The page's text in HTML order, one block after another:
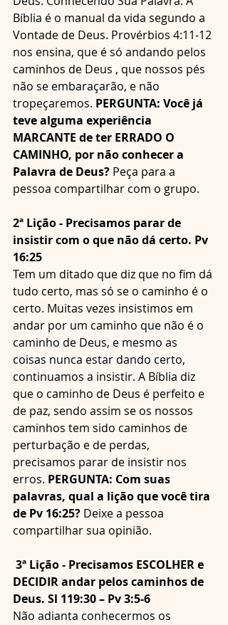
Bíblia é o manual da vida segundo a
Vontade de Deus. Provérbios 4:11-12
nos ensina, que é só andando pelos
caminhos de Deus , que nossos pés
não se embaraçarão, e não
tropeçaremos. PERGUNTA: Você já
teve alguma experiência
MARCANTE de ter ERRADO O
CAMINHO, por não conhecer a
Palavra de Deus? Peça para a
pessoa compartilhar com o grupo.
2ª Lição - Precisamos parar de
insistir com o que não dá certo. Pv
16:25
Tem um ditado que diz que no fim dá
tudo certo, mas só se o caminho é o
certo. Muitas vezes insistimos em
andar por um caminho que não é o
caminho de Deus, e mesmo as
coisas nunca estar dando certo,
continuamos a insistir. A Bíblia diz
que o caminho de Deus é perfeito e
de paz, sendo assim se os nossos
caminhos tem sido caminhos de
perturbação e de perdas,
precisamos parar de insistir nos
erros. PERGUNTA: Com suas
palavras, qual a lição que você tira
de Pv 16:25? Deixe a pessoa
compartilhar sua opinião.
3ª Lição - Precisamos ESCOLHER e
DECIDIR andar pelos caminhos de
Deus. Sl 119:30 – Pv 3:5-6
Não adianta conhecermos os